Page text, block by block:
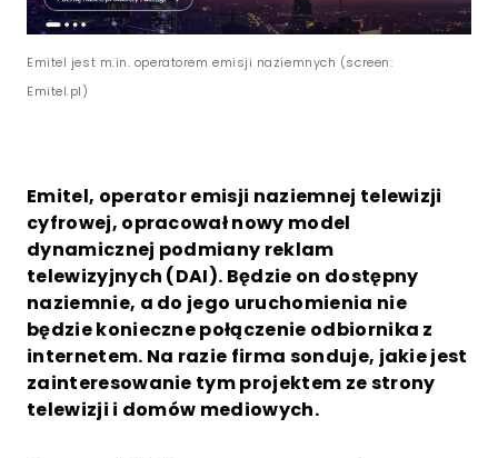
Emitel jest m.in. operatorem emisji naziemnych (screen:
Emitel.pl)
Emitel, operator emisji naziemnej telewizji
cyfrowej, opracował nowy model
dynamicznej podmiany reklam
telewizyjnych (DAI). Będzie on dostępny
naziemnie, a do jego uruchomienia nie
będzie konieczne połączenie odbiornika z
internetem. Na razie firma sonduje, jakie jest
zainteresowanie tym projektem ze strony
telewizji i domów mediowych.